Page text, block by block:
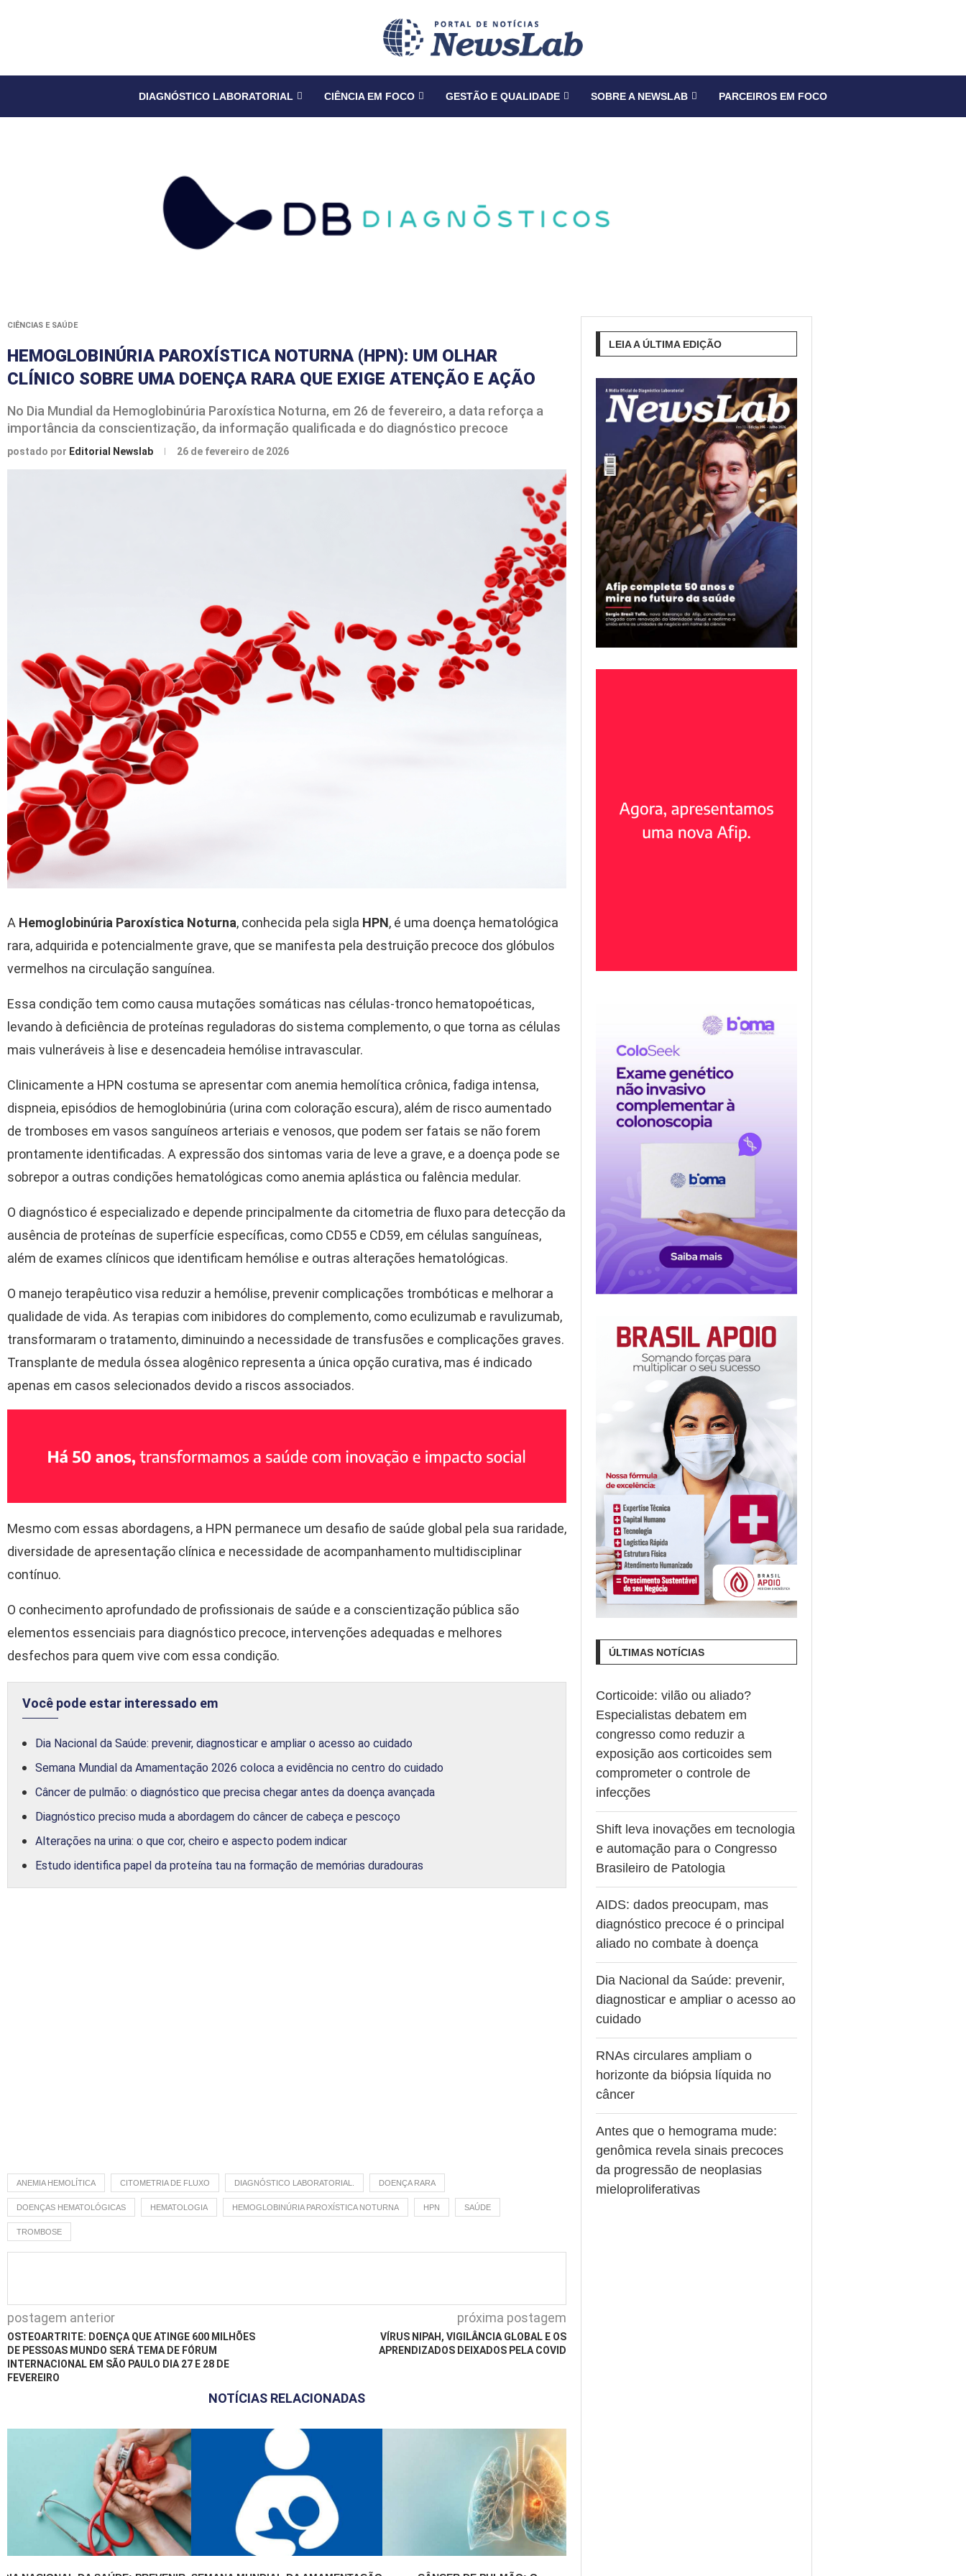
DIAGNÓSTICO LABORATORIAL CIÊNCIA EM FOCO GESTÃO E QUALIDADE SOBRE A NEWSLAB PARCEIROS EM FOCO
CIÊNCIAS E SAÚDE
HEMOGLOBINÚRIA PAROXÍSTICA NOTURNA (HPN): UM OLHAR
CLÍNICO SOBRE UMA DOENÇA RARA QUE EXIGE ATENÇÃO E AÇÃO
No Dia Mundial da Hemoglobinúria Paroxística Noturna, em 26 de fevereiro, a data reforça a
importância da conscientização, da informação qualificada e do diagnóstico precoce
postado por Editorial Newslab 26 de fevereiro de 2026
A Hemoglobinúria Paroxística Noturna, conhecida pela sigla HPN, é uma doença hematológica
rara, adquirida e potencialmente grave, que se manifesta pela destruição precoce dos glóbulos
vermelhos na circulação sanguínea.
Essa condição tem como causa mutações somáticas nas células-tronco hematopoéticas,
levando à deficiência de proteínas reguladoras do sistema complemento, o que torna as células
mais vulneráveis à lise e desencadeia hemólise intravascular.
Clinicamente a HPN costuma se apresentar com anemia hemolítica crônica, fadiga intensa,
dispneia, episódios de hemoglobinúria (urina com coloração escura), além de risco aumentado
de tromboses em vasos sanguíneos arteriais e venosos, que podem ser fatais se não forem
prontamente identificadas. A expressão dos sintomas varia de leve a grave, e a doença pode se
sobrepor a outras condições hematológicas como anemia aplástica ou falência medular.
O diagnóstico é especializado e depende principalmente da citometria de fluxo para detecção da
ausência de proteínas de superfície específicas, como CD55 e CD59, em células sanguíneas,
além de exames clínicos que identificam hemólise e outras alterações hematológicas.
O manejo terapêutico visa reduzir a hemólise, prevenir complicações trombóticas e melhorar a
qualidade de vida. As terapias com inibidores do complemento, como eculizumab e ravulizumab,
transformaram o tratamento, diminuindo a necessidade de transfusões e complicações graves.
Transplante de medula óssea alogênico representa a única opção curativa, mas é indicado
apenas em casos selecionados devido a riscos associados.
Mesmo com essas abordagens, a HPN permanece um desafio de saúde global pela sua raridade,
diversidade de apresentação clínica e necessidade de acompanhamento multidisciplinar
contínuo.
O conhecimento aprofundado de profissionais de saúde e a conscientização pública são
elementos essenciais para diagnóstico precoce, intervenções adequadas e melhores
desfechos para quem vive com essa condição.
Você pode estar interessado em
Dia Nacional da Saúde: prevenir, diagnosticar e ampliar o acesso ao cuidado
Semana Mundial da Amamentação 2026 coloca a evidência no centro do cuidado
Câncer de pulmão: o diagnóstico que precisa chegar antes da doença avançada
Diagnóstico preciso muda a abordagem do câncer de cabeça e pescoço
Alterações na urina: o que cor, cheiro e aspecto podem indicar
Estudo identifica papel da proteína tau na formação de memórias duradouras
ANEMIA HEMOLÍTICA CITOMETRIA DE FLUXO DIAGNÓSTICO LABORATORIAL. DOENÇA RARA
DOENÇAS HEMATOLÓGICAS HEMATOLOGIA HEMOGLOBINÚRIA PAROXÍSTICA NOTURNA HPN SAÚDE
TROMBOSE
postagem anterior
OSTEOARTRITE: DOENÇA QUE ATINGE 600 MILHÕES
DE PESSOAS MUNDO SERÁ TEMA DE FÓRUM
INTERNACIONAL EM SÃO PAULO DIA 27 E 28 DE
FEVEREIRO
próxima postagem
VÍRUS NIPAH, VIGILÂNCIA GLOBAL E OS
APRENDIZADOS DEIXADOS PELA COVID
NOTÍCIAS RELACIONADAS
LEIA A ÚLTIMA EDIÇÃO
ÚLTIMAS NOTÍCIAS
Corticoide: vilão ou aliado?
Especialistas debatem em
congresso como reduzir a
exposição aos corticoides sem
comprometer o controle de
infecções
Shift leva inovações em tecnologia
e automação para o Congresso
Brasileiro de Patologia
AIDS: dados preocupam, mas
diagnóstico precoce é o principal
aliado no combate à doença
Dia Nacional da Saúde: prevenir,
diagnosticar e ampliar o acesso ao
cuidado
RNAs circulares ampliam o
horizonte da biópsia líquida no
câncer
Antes que o hemograma mude:
genômica revela sinais precoces
da progressão de neoplasias
mieloproliferativas